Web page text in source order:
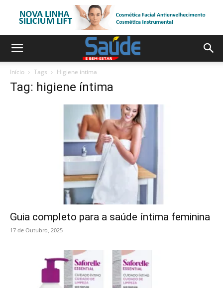
Início Tags Higiene íntima
Tag: higiene íntima
Guia completo para a saúde íntima feminina
17 de Outubro, 2025